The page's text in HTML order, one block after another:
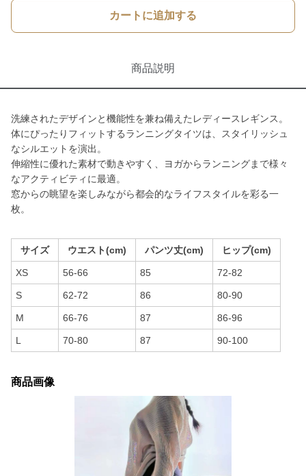
カートに追加する
商品説明
洗練されたデザインと機能性を兼ね備えたレディースレギンス。
体にぴったりフィットするランニングタイツは、スタイリッシュ
なシルエットを演出。
伸縮性に優れた素材で動きやすく、ヨガからランニングまで様々
なアクティビティに最適。
窓からの眺望を楽しみながら都会的なライフスタイルを彩る一
枚。
サイズ ウエスト(cm) パンツ丈(cm) ヒップ(cm)
XS 56-66 85 72-82
S 62-72 86 80-90
M 66-76 87 86-96
L 70-80 87 90-100
商品画像